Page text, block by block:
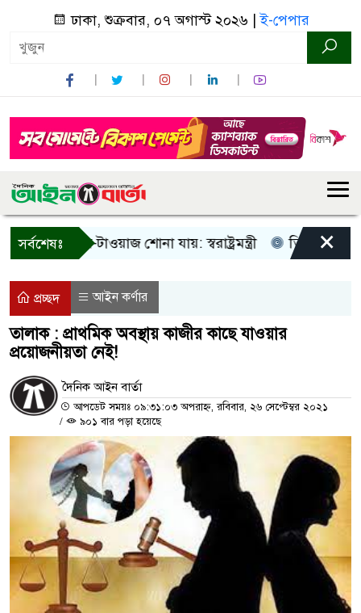
ঢাকা, শুক্রবার, ০৭ অগাস্ট ২০২৬ |ই-পেপার
সর্বশেষঃ
আওয়াজ-টাওয়াজ শোনা যায়: স্বরাষ্ট্রমন্ত্রী তিন দিনের মধ্যে
×
প্রচ্ছদ আইন কর্ণার
তালাক : প্রাথমিক অবস্থায় কাজীর কাছে যাওয়ার
প্রয়োজনীয়তা নেই!
দৈনিক আইন বার্তা
আপডেট সময়ঃ ০৯:৩১:০৩ অপরাহ্ন, রবিবার, ২৬ সেপ্টেম্বর ২০২১
/
৯০১ বার পড়া হয়েছে